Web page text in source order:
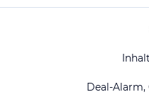
Deal-Alarm,